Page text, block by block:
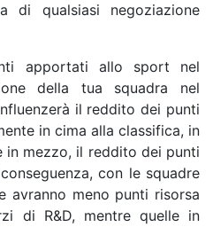
di qualsiasi negoziazione
apportati allo sport nel
della tua squadra nel
il reddito dei punti
in cima alla classifica, in
mezzo, il reddito dei punti
con le squadre
avranno meno punti risorsa
di R&D, mentre quelle in